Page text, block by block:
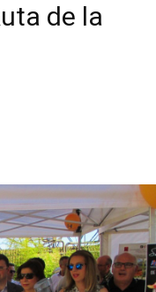
de la